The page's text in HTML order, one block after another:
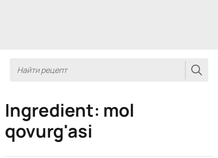
Ingredient: mol
qovurg'asi